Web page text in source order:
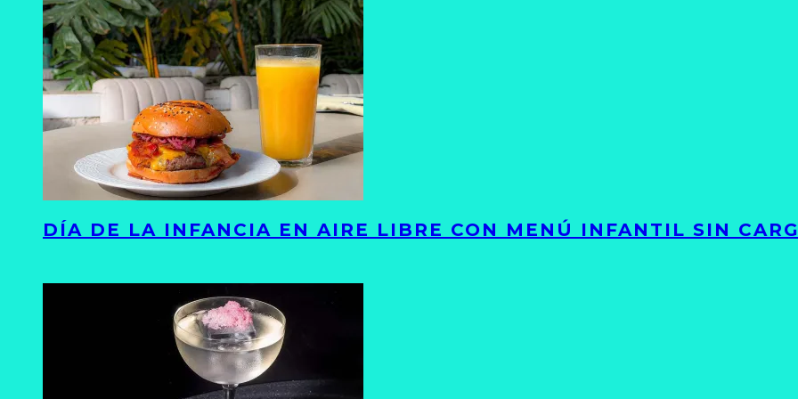
DÍA DE LA INFANCIA EN AIRE LIBRE CON MENÚ INFANTIL SIN